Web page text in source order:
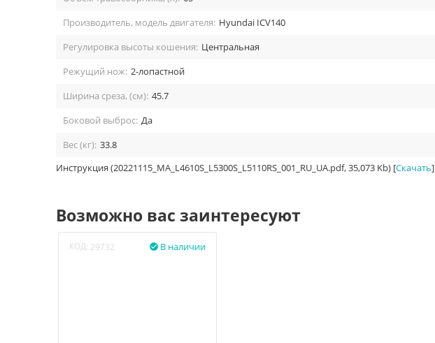
Производитель, модель двигателя: Hyundai ICV140
Регулировка высоты кошения: Центральная
Режущий нож: 2-лопастной
Ширина среза, (см): 45.7
Боковой выброс: Да
Вес (кг): 33.8
Инструкция (20221115_MA_L4610S_L5300S_L5110RS_001_RU_UA.pdf, 35,073 Kb) [Скачать]
Возможно вас заинтересуют
КОД: 29732 В наличии
